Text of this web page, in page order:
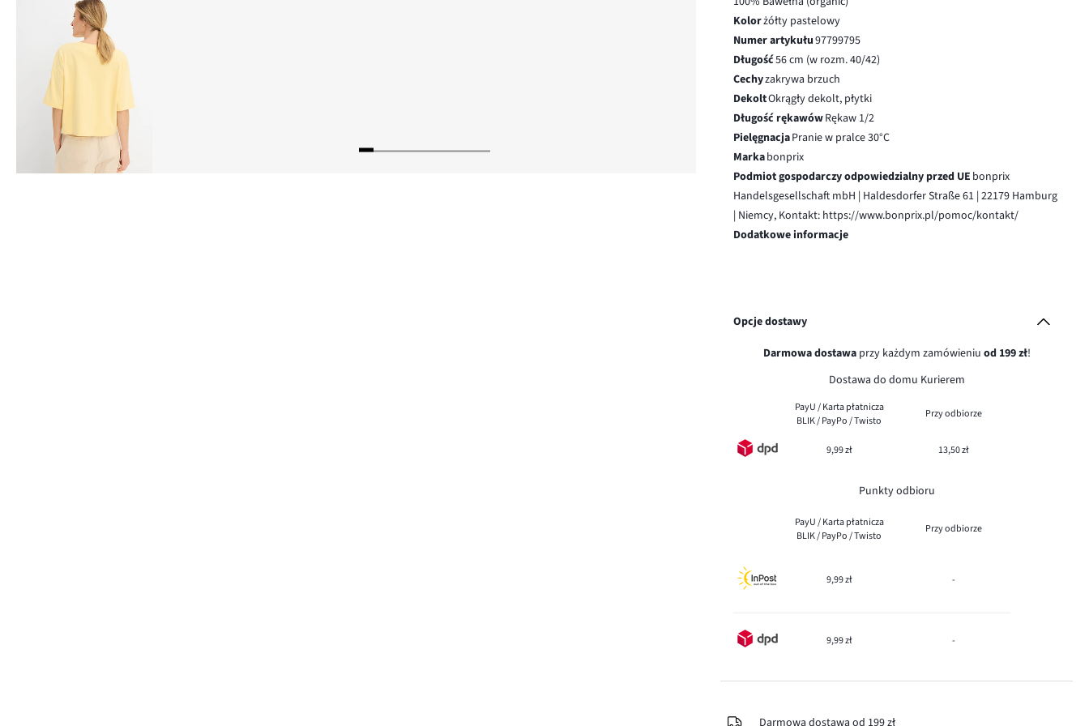
Kolorżółty pastelowy
Numer artykułu97799795
Długość56 cm (w rozm. 40/42)
Cechyzakrywa brzuch
DekoltOkrągły dekolt, płytki
Długość rękawówRękaw 1/2
PielęgnacjaPranie w pralce 30°C
Markabonprix
Podmiot gospodarczy odpowiedzialny przed UE bonprix
Handelsgesellschaft mbH | Haldesdorfer Straße 61 | 22179 Hamburg
| Niemcy, Kontakt: https://www.bonprix.pl/pomoc/kontakt/
Dodatkowe informacje
Opcje dostawy
Darmowa dostawaprzy każdym zamówieniu od 199 zł!
Dostawa do domu Kurierem
PayU / Karta płatnicza
BLIK / PayPo / Twisto
Przy odbiorze
9,99 zł 13,50 zł
Punkty odbioru
PayU / Karta płatnicza
BLIK / PayPo / Twisto
Przy odbiorze
9,99 zł -
9,99 zł -